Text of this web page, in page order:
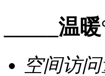
_____温暖
空间访